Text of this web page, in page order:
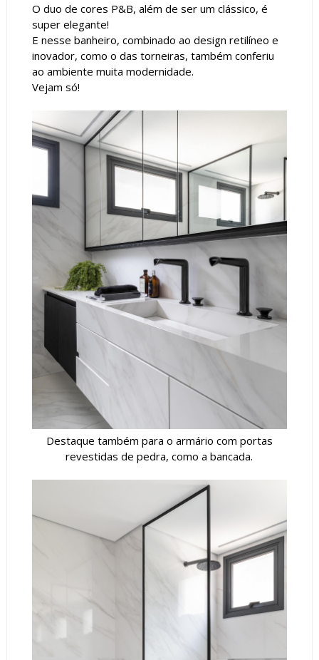
O duo de cores P&B, além de ser um clássico, é
super elegante!
E nesse banheiro, combinado ao design retilíneo e
inovador, como o das torneiras, também conferiu
ao ambiente muita modernidade.
Vejam só!
Destaque também para o armário com portas
revestidas de pedra, como a bancada.